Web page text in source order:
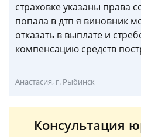
страховке указаны права
попала в дтп я виновник
отказать в выплате и
компенсацию средств
Анастасия, г. Рыбинск
Консультация